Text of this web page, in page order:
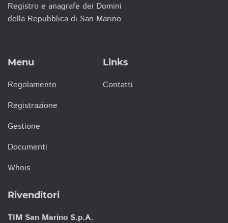
Registro e anagrafe dei Domini
della Repubblica di San Marino
Menu
Regolamento
Registrazione
Gestione
Documenti
Whois
Links
Contatti
Rivenditori
TIM San Marino S.p.A.